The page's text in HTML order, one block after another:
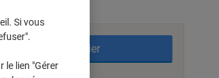
Ajouter au panier
Si vous
lien "Gérer